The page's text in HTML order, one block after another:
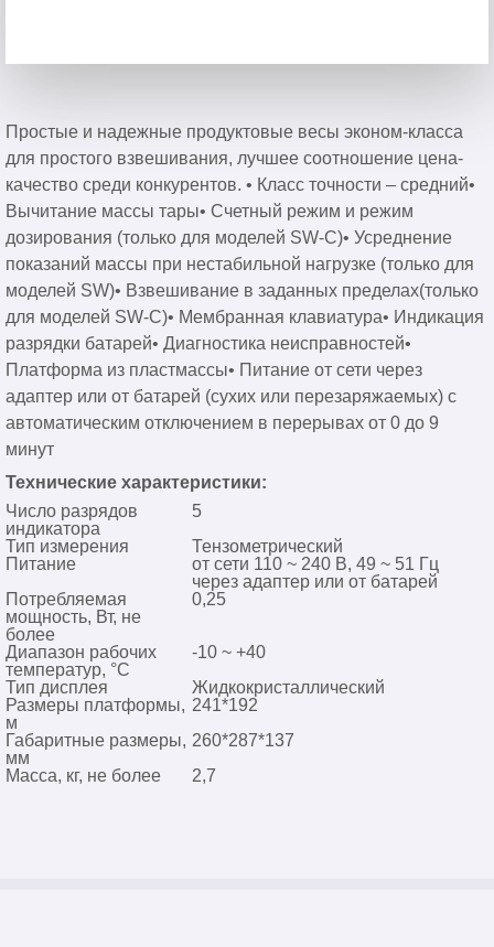
Простые и надежные продуктовые весы эконом-класса
для простого взвешивания, лучшее соотношение цена-
качество среди конкурентов. • Класс точности – средний•
Вычитание массы тары• Счетный режим и режим
дозирования (только для моделей SW-C)• Усреднение
показаний массы при нестабильной нагрузке (только для
моделей SW)• Взвешивание в заданных пределах(только
для моделей SW-C)• Мембранная клавиатура• Индикация
разрядки батарей• Диагностика неисправностей•
Платформа из пластмассы• Питание от сети через
адаптер или от батарей (сухих или перезаряжаемых) с
автоматическим отключением в перерывах от 0 до 9
минут
Технические характеристики:
Число разрядов
индикатора
5
Тип измерения
Тензометрический
Питание
от сети 110 ~ 240 В, 49 ~ 51 Гц
через адаптер или от батарей
Потребляемая
мощность, Вт, не
более
0,25
Диапазон рабочих
температур, °C
-10 ~ +40
Тип дисплея
Жидкокристаллический
Размеры платформы,
м
241*192
Габаритные размеры,
мм
260*287*137
Масса, кг, не более
2,7